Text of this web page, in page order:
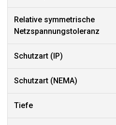
Relative symmetrische
Netzspannungstoleranz
Schutzart (IP)
Schutzart (NEMA)
Tiefe